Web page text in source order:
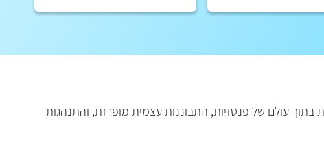
בתוך עולם של פנטזיות, התבוננות עצמית מופרזת, והתנהגות